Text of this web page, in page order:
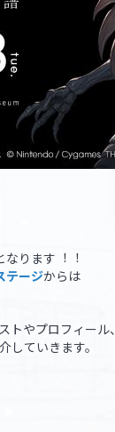
なります︕︕
テージからは
やプロフィール、
していきます。